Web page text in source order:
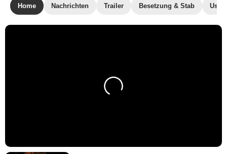
Home Nachrichten Trailer Besetzung & Stab